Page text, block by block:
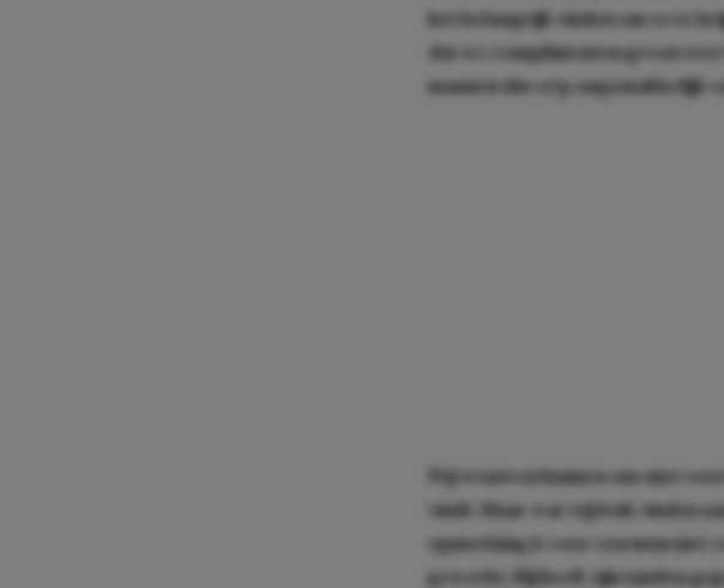
het belangrijk vinden om ze te
dat we complimenten geven
mannen dus erg ongemakkelijk
Wij vrouwen kunnen ons niet
vindt. Maar wat wij leuk vinden
opmerking is voor een man niet
gewerkt. Hij heeft zijn tanden